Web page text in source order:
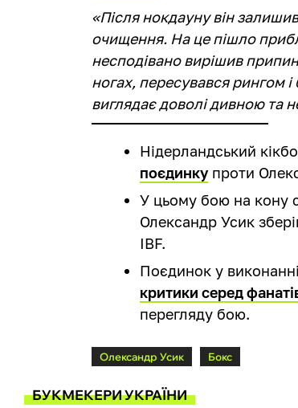
«Після нокдауну він
очищення. На це пішло
несподівано вирішив
ногах, пересувався рингом
виглядає доволі дивною та
Нідерландський
поєдинкупроти
У цьому бою на кону
Олександр Усик
IBF.
Поєдинок у
критики серед
перегляду бою.
Олександр Усик Бокс
БУКМЕКЕРИ УКРАЇНИ